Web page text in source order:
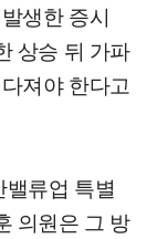
생한 증시
상승 뒤 가파
져야 한다고
류업 특별
의원은 그 방